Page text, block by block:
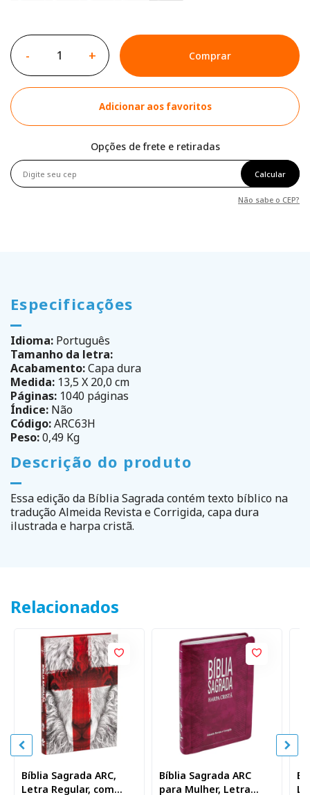
- + Comprar
Adicionar aos favoritos
Opções de frete e retiradas
Calcular
Não sabe o CEP?
Especificações
Idioma: Português
Tamanho da letra:
Acabamento:Capa dura
Medida: 13,5 X 20,0 cm
Páginas: 1040 páginas
Índice: Não
Código:ARC63H
Peso:0,49 Kg
Descrição do produto
Essa edição da Bíblia Sagrada contém texto bíblico na
tradução Almeida Revista e Corrigida, capa dura
ilustrada e harpa cristã.
Relacionados
Bíblia Sagrada ARC,
Letra Regular, com
Bíblia Sagrada ARC
para Mulher, Letra